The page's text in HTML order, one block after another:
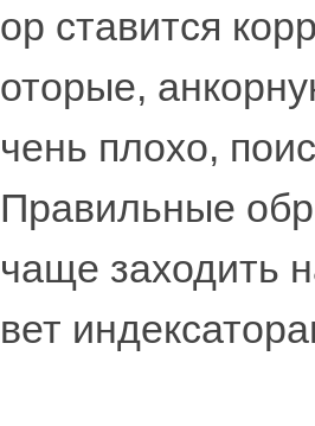
ор ставится
оторые,
чень плохо,
Правильные
чаще заходить
вет